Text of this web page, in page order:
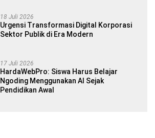
18 Juli 2026
Urgensi Transformasi Digital Korporasi
Sektor Publik di Era Modern
17 Juli 2026
HardaWebPro: Siswa Harus Belajar
Ngoding Menggunakan AI Sejak
Pendidikan Awal